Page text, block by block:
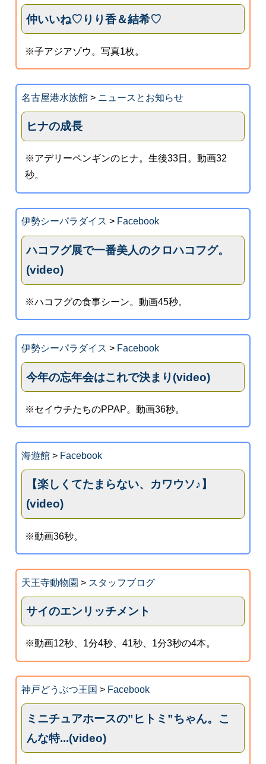
仲いいね♡りり香＆結希♡
※子アジアゾウ。写真1枚。
名古屋港水族館> ニュースとお知らせ
ヒナの成長
※アデリーペンギンのヒナ。生後33日。動画32
秒。
伊勢シーパラダイス > Facebook
ハコフグ展で一番美人のクロハコフグ。
(video)
※ハコフグの食事シーン。動画45秒。
伊勢シーパラダイス > Facebook
今年の忘年会はこれで決まり(video)
※セイウチたちのPPAP。動画36秒。
海遊館> Facebook
【楽しくてたまらない、カワウソ♪】
(video)
※動画36秒。
天王寺動物園 > スタッフブログ
サイのエンリッチメント
※動画12秒、1分4秒、41秒、1分3秒の4本。
神戸どうぶつ王国 > Facebook
ミニチュアホースの”ヒトミ”ちゃん。こ
んな特...(video)